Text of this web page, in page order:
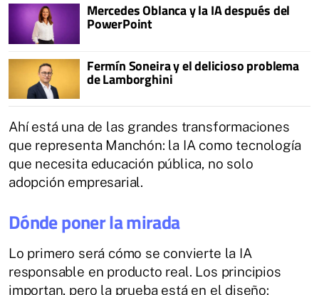
Mercedes Oblanca y la IA después del
PowerPoint
Fermín Soneira y el delicioso problema
de Lamborghini
Ahí está una de las grandes transformaciones
que representa Manchón: la IA como tecnología
que necesita educación pública, no solo
adopción empresarial.
Dónde poner la mirada
Lo primero será cómo se convierte la IA
responsable en producto real. Los principios
importan, pero la prueba está en el diseño: